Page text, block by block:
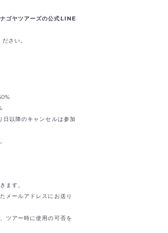
ゴヤツアーズの公式LINE
さい。
以降のキャンセルは参加
ます。
メールアドレスにお送り
ツアー時に使用の可否を